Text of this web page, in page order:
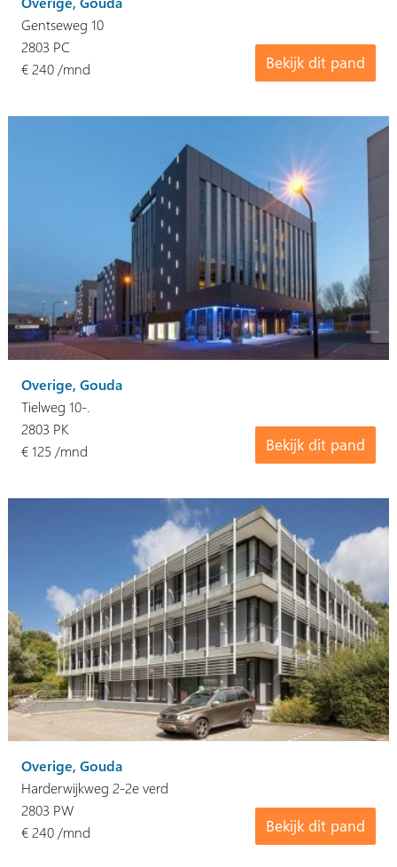
Gentseweg 10
Bekijk dit pand
2803 PC
€ 240 /mnd
Overige, Gouda
Tielweg 10-.
Bekijk dit pand
2803 PK
€ 125 /mnd
Overige, Gouda
Harderwijkweg 2-2e verd
Bekijk dit pand
2803 PW
€ 240 /mnd